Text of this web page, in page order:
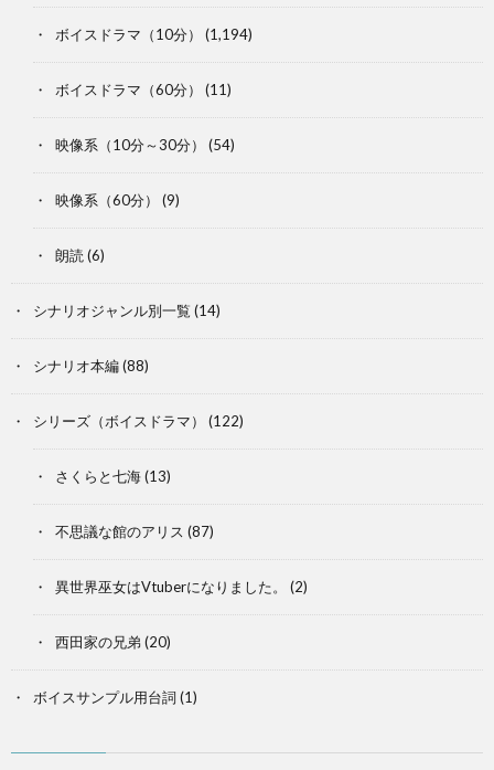
ボイスドラマ（10分） (1,194)
ボイスドラマ（60分） (11)
映像系（10分～30分） (54)
映像系（60分） (9)
朗読 (6)
シナリオジャンル別一覧 (14)
シナリオ本編(88)
シリーズ（ボイスドラマ） (122)
さくらと七海(13)
不思議な館のアリス (87)
異世界巫女はVtuberになりました。 (2)
西田家の兄弟(20)
ボイスサンプル用台詞 (1)